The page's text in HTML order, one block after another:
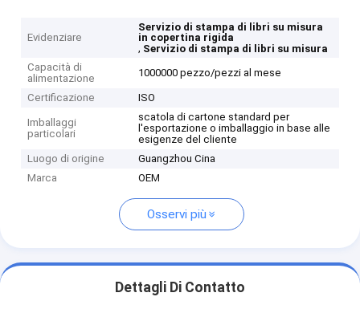
Evidenziare
Servizio di stampa di libri su misura
in copertina rigida
, Servizio di stampa di libri su misura
Capacità di
alimentazione
1000000 pezzo/pezzi al mese
Certificazione ISO
Imballaggi
particolari
scatola di cartone standard per
l'esportazione o imballaggio in base alle
esigenze del cliente
Luogo di origine
Guangzhou Cina
Marca
OEM
Osservi più
Dettagli Di Contatto